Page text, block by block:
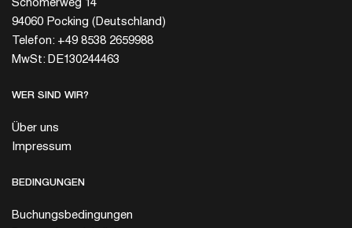
Schömerweg 14
94060 Pocking (Deutschland)
Telefon: +49 8538 2659988
MwSt: DE130244463
WER SIND WIR?
Über uns
Impressum
BEDINGUNGEN
Buchungsbedingungen